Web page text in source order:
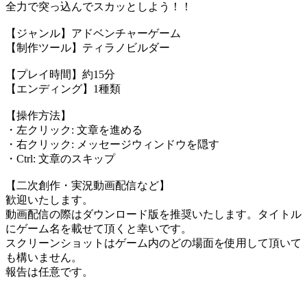
全力で突っ込んでスカッとしよう！！
【ジャンル】アドベンチャーゲーム
【制作ツール】ティラノビルダー
【プレイ時間】約15分
【エンディング】1種類
【操作方法】
・左クリック: 文章を進める
・右クリック: メッセージウィンドウを隠す
・Ctrl: 文章のスキップ
【二次創作・実況動画配信など】
歓迎いたします。
動画配信の際はダウンロード版を推奨いたします。タイトル
にゲーム名を載せて頂くと幸いです。
スクリーンショットはゲーム内のどの場面を使用して頂いて
も構いません。
報告は任意です。